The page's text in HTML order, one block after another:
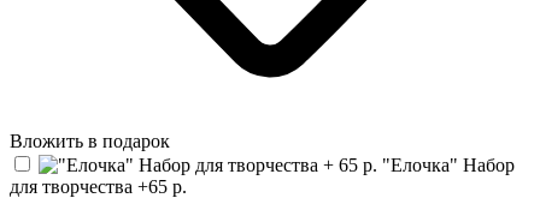
Вложить в подарок
"Елочка" Набор
для творчества +65 р.